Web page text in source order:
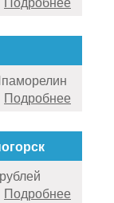
Подробнее
Подробнее